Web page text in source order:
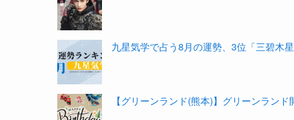
九星気学で占う8月の運勢、3位「三碧木
【グリーンランド(熊本)】グリーンラン